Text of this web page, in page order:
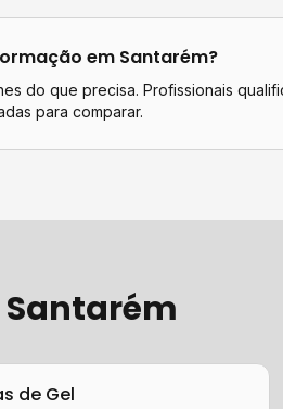
em Santarém?
do que precisa. Profissionais
para comparar.
Santarém
de Gel